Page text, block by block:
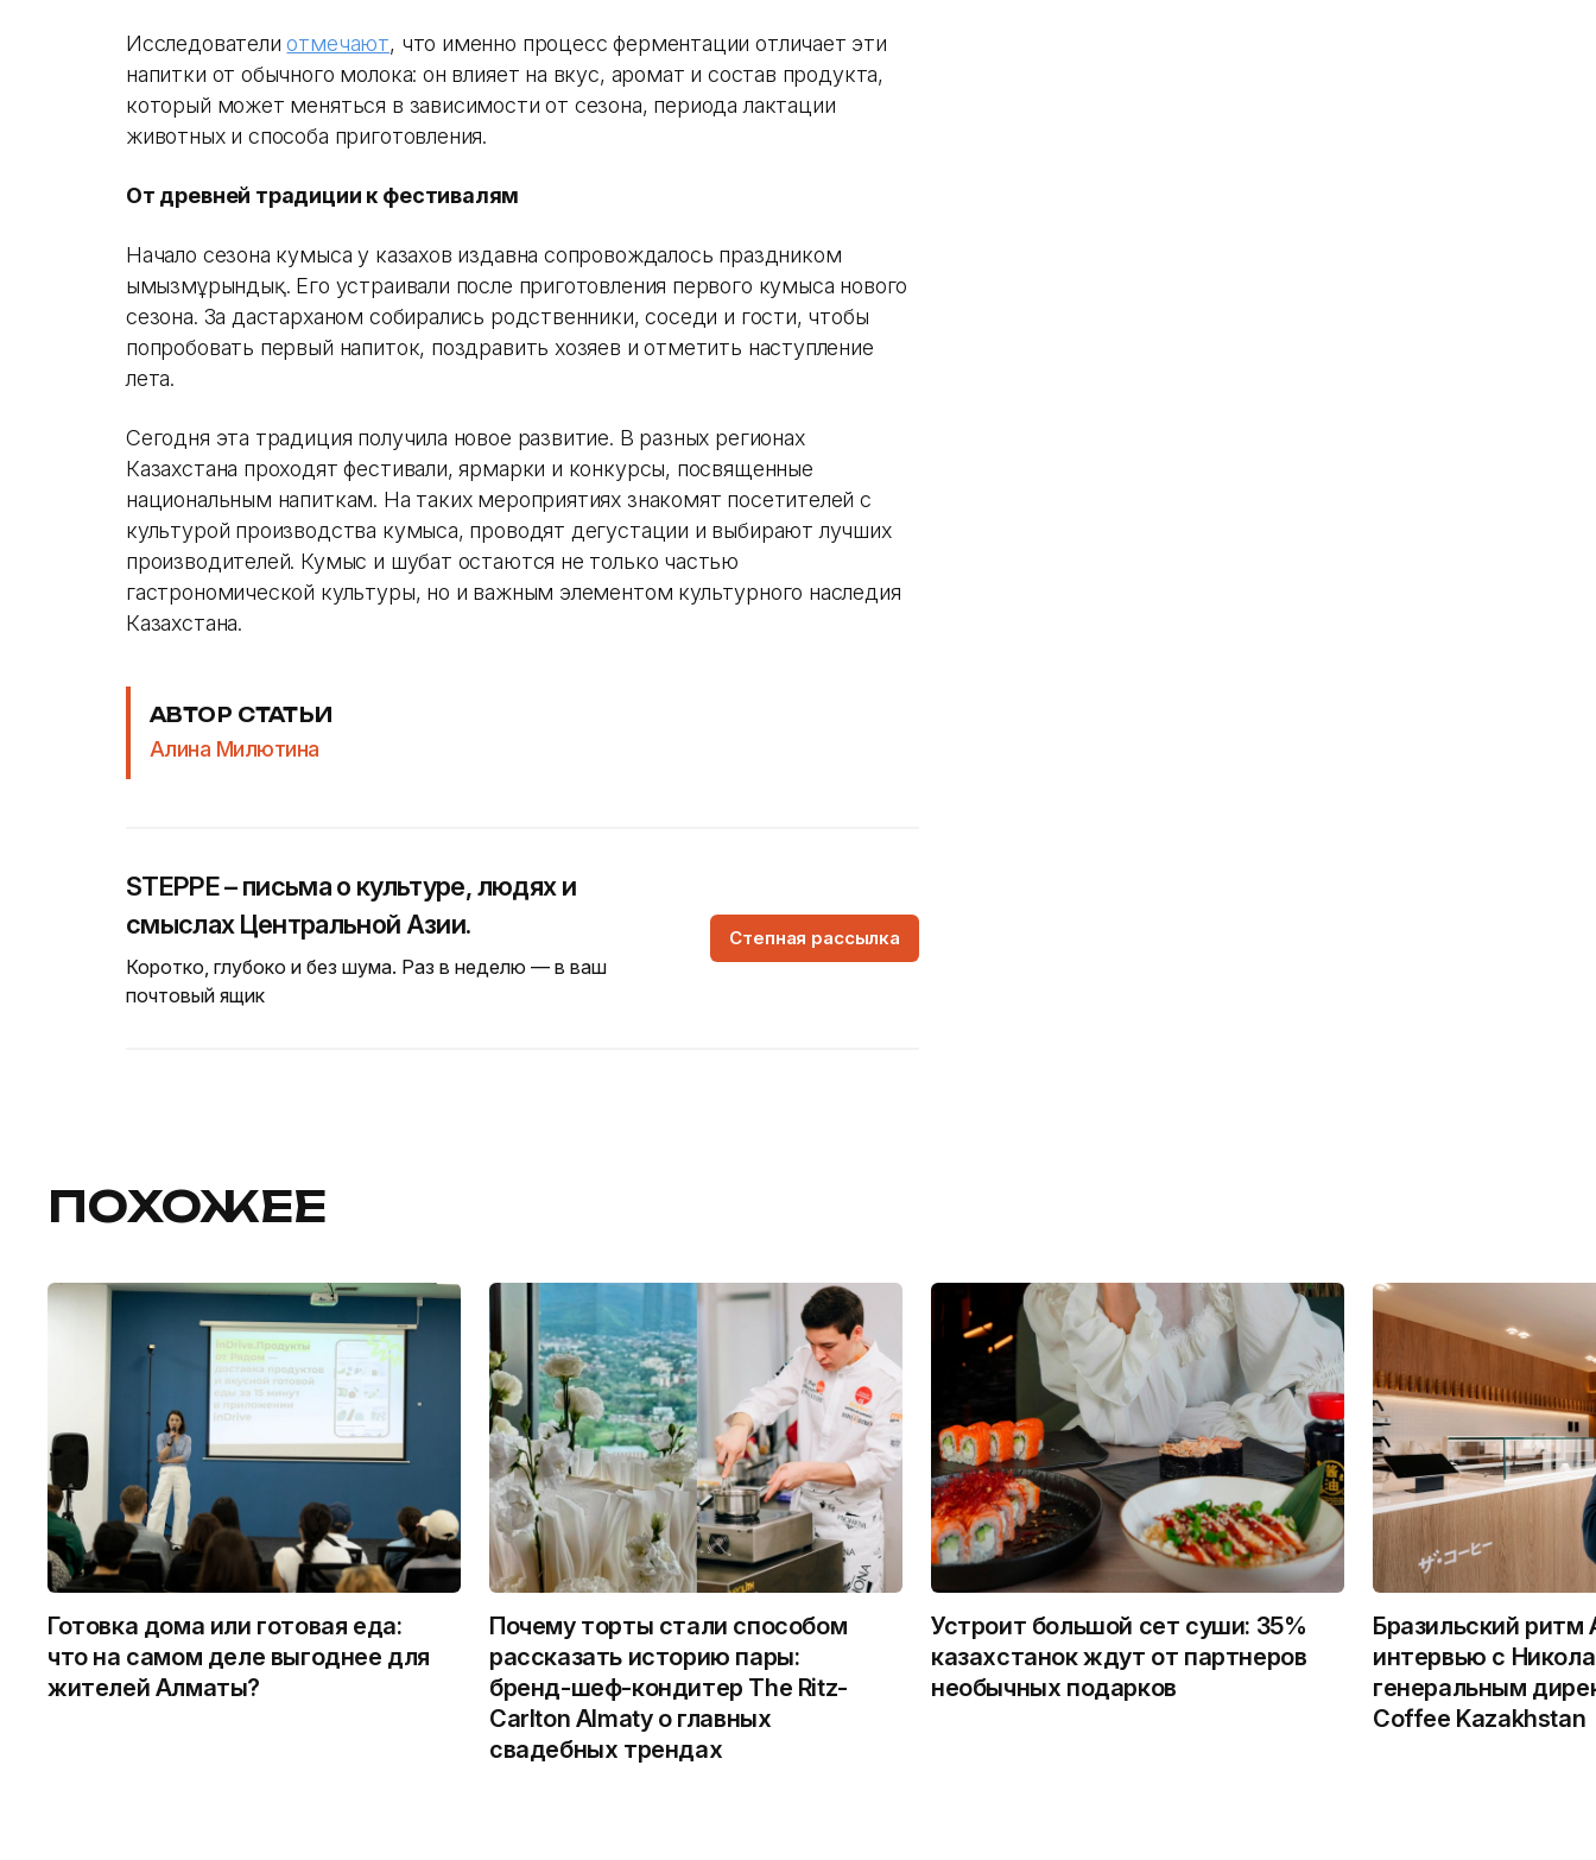
Исследователиотмечают, что именно процесс ферментации отличает эти
напитки от обычного молока: он влияет на вкус, аромат и состав продукта,
который может меняться в зависимости от сезона, периода лактации
животных и способа приготовления.
От древней традиции к фестивалям
Начало сезона кумыса у казахов издавна сопровождалось праздником
Қымызмұрындық. Его устраивали после приготовления первого кумыса нового
сезона. За дастарханом собирались родственники, соседи и гости, чтобы
попробовать первый напиток, поздравить хозяев и отметить наступление
лета.
Сегодня эта традиция получила новое развитие. В разных регионах
Казахстана проходят фестивали, ярмарки и конкурсы, посвященные
национальным напиткам. На таких мероприятиях знакомят посетителей с
культурой производства кумыса, проводят дегустации и выбирают лучших
производителей. Кумыс и шубат остаются не только частью
гастрономической культуры, но и важным элементом культурного наследия
Казахстана.
АВТОР СТАТЬИ
Алина Милютина
STEPPE – письма о культуре, людях и
смыслах Центральной Азии.
Коротко, глубоко и без шума. Раз в неделю — в ваш
почтовый ящик
Степная рассылка
ПОХОЖЕЕ
Готовка дома или готовая еда:
что на самом деле выгоднее для
жителей Алматы?
Почему торты стали способом
рассказать историю пары:
бренд-шеф-кондитер The Ritz-
Carlton Almaty о главных
свадебных трендах
Устроит большой сет суши: 35%
казахстанок ждут от партнеров
необычных подарков
Бразильский
интервью с
генеральным
Coffee Kazakhstan